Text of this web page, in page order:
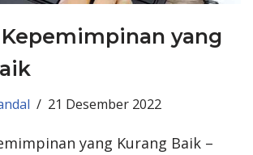
yang
21 Desember 2022
yang Kurang Baik –